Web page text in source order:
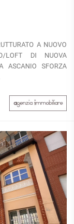
A NUOVO
LOFT DI NUOVA
ASCANIO SFORZA